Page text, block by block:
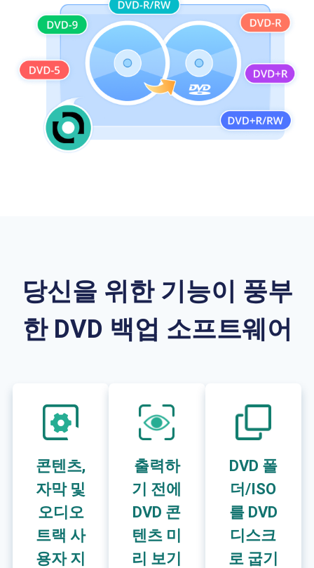
당신을 위한 기능이 풍부
한 DVD 백업 소프트웨어
콘텐츠,
자막 및
오디오
트랙 사
용자 지
출력하
기 전에
DVD 콘
텐츠 미
리 보기
DVD 폴
더/ISO
를 DVD
디스크
로 굽기